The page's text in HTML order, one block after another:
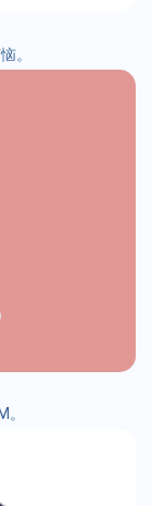
。